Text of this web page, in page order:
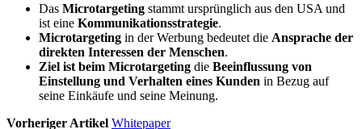
Das Microtargeting stammt ursprünglich aus den USA und
ist eine Kommunikationsstrategie.
Microtargeting in der Werbung bedeutet die Ansprache der
direkten Interessen der Menschen.
Ziel ist beim Microtargeting die Beeinflussung von
Einstellung und Verhalten eines Kunden in Bezug auf
seine Einkäufe und seine Meinung.
Vorheriger Artikel Whitepaper